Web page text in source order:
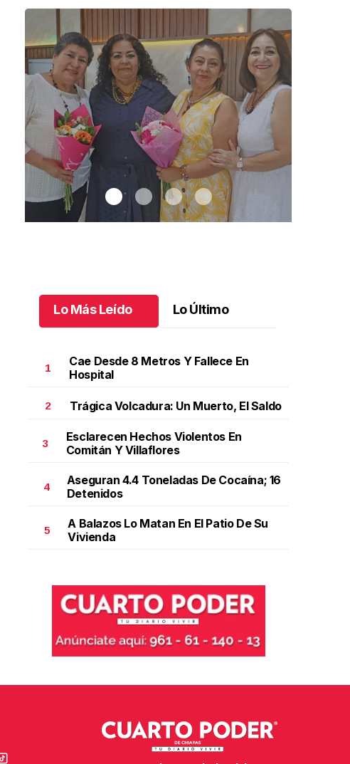
Una emotiva jubilación en educación especial .Una
emotiva jubilación en educación especial
Octubre 04 l
Lo Más Leído Lo Último
1
Cae Desde 8 Metros Y Fallece En
Hospital
2 Trágica Volcadura: Un Muerto, El Saldo
3
Esclarecen Hechos Violentos En
Comitán Y Villaflores
4
Aseguran 4.4 Toneladas De Cocaína; 16
Detenidos
5
A Balazos Lo Matan En El Patio De Su
Vivienda